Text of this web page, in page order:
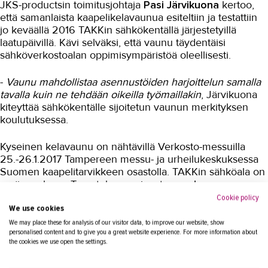
Fingrid valitsi TAKKin
koulutuskumppaniksi
Mikrokanavatekniikan harjoitusalue
Sähkökenttä yritysyhteistyöhön
Vaasalaiset opissa TAKKin
sähkökentällä
Sähkökentällä kokeillaan
Talotekniikka ja kylmäala
Urheiluhieronta
Ympäristöala
JKS-productsin toimitusjohtaja Pasi Järvikuona kertoo,
että samanlaista kaapelikelavaunua esiteltiin ja testattiin
jo keväällä 2016 TAKKin sähkökentällä järjestetyillä
laatupäivillä. Kävi selväksi, että vaunu täydentäisi
sähköverkostoalan oppimisympäristöä oleellisesti.
- Vaunu mahdollistaa asennustöiden harjoittelun samalla
tavalla kuin ne tehdään oikeilla työmaillakin, Järvikuona
kiteyttää sähkökentälle sijoitetun vaunun merkityksen
koulutuksessa.
Kyseinen kelavaunu on nähtävillä Verkosto-messuilla
25.-26.1.2017 Tampereen messu- ja urheilukeskuksessa
Suomen kaapelitarvikkeen osastolla. TAKKin sähköala on
myös mukana. Tervetuloa morjenstamaan!
JKS-products Ltd on kaapelivaunu- sekä
verkonrakennuslaitteiden valmistaja, jonka tuotteita
Cookie policy
We use cookies
We may place these for analysis of our visitor data, to improve our website, show
personalised content and to give you a great website experience. For more information about
the cookies we use open the settings.